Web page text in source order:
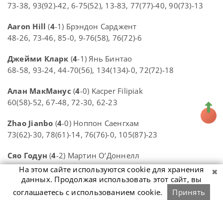
73-38, 93(92)-42, 6-75(52), 13-83, 77(77)-40, 90(73)-13
Aaron Hill (4-1) Брэндон Сарджент
48-26, 73-46, 85-0, 9-76(58), 76(72)-6
Джейми Кларк (4-1) Янь Бинтао
68-58, 93-24, 44-70(56), 134(134)-0, 72(72)-18
Алан МакМанус (4-0) Kacper Filipiak
60(58)-52, 67-48, 72-30, 62-23
Zhao Jianbo (4-0) Ноппон Саенгхам
73(62)-30, 78(61)-14, 76(76)-0, 105(87)-23
Сяо Годун (4-2) Мартин О’Доннелл
132(55,61)-7, 59-17, 54(50)-60, 12-74(74), 120(115)-0, 74-
На этом сайте используются cookie для хранения
данных. Продолжая использовать этот сайт, вы
соглашаетесь с использованием cookie.
Принять